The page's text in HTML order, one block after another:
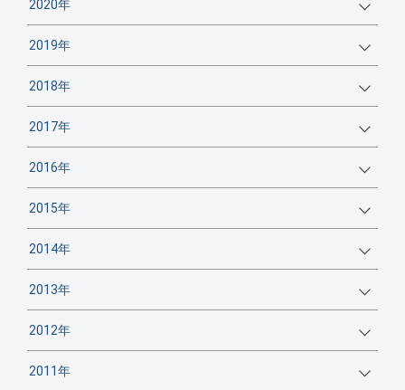
2020年
2019年
2018年
2017年
2016年
2015年
2014年
2013年
2012年
2011年